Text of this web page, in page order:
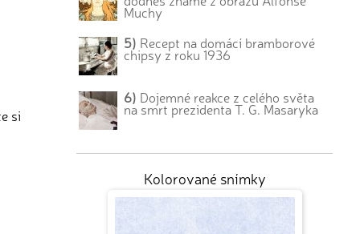
si
Muchy
5) Recept na domácí bramborové
chipsy z roku 1936
6) Dojemné reakce z celého světa
na smrt prezidenta T. G. Masaryka
Kolorované snímky